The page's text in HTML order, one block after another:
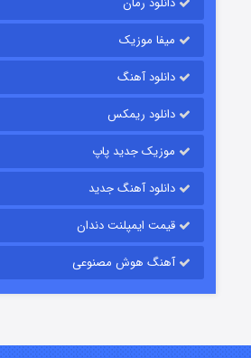
قسمت
قسمت۷ (زیرنویس)
میفا موزیک
دانلود آهنگ
دانلود ریمکس
موزیک جدید پاپ
دانلود آهنگ جدید
قیمت ایمپلنت دندان
آهنگ هوش مصنوعی